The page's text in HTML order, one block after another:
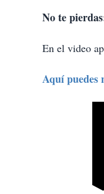
No te
En el video
Aquí puedes